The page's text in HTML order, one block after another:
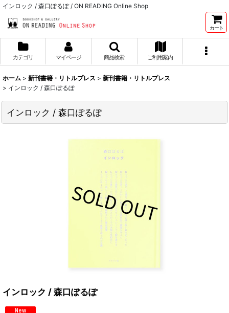
インロック / 森口ぽるぽ / ON READING Online Shop
カート
カテゴリ マイページ 商品検索 ご利用案内
ホーム > 新刊書籍・リトルプレス > 新刊書籍・リトルプレス
> インロック / 森口ぽるぽ
インロック / 森口ぽるぽ
インロック / 森口ぽるぽ